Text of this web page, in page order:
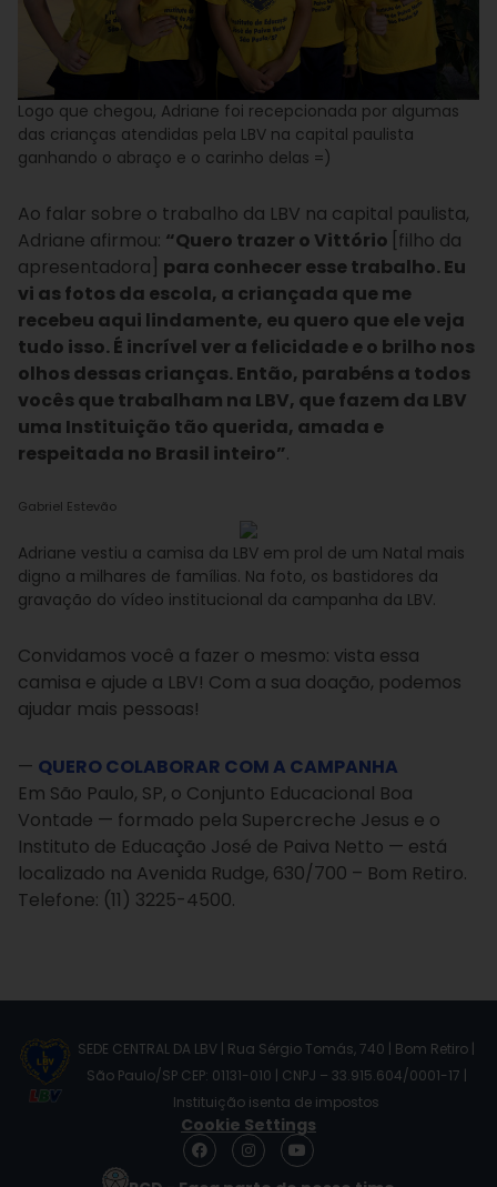
Logo que chegou, Adriane foi recepcionada por algumas
das crianças atendidas pela LBV na capital paulista
ganhando o abraço e o carinho delas =)
Ao falar sobre o trabalho da LBV na capital paulista,
Adriane afirmou: “Quero trazer o Vittório [filho da
apresentadora] para conhecer esse trabalho. Eu
vi as fotos da escola, a criançada que me
recebeu aqui lindamente, eu quero que ele veja
tudo isso. É incrível ver a felicidade e o brilho nos
olhos dessas crianças. Então, parabéns a todos
vocês que trabalham na LBV, que fazem da LBV
uma Instituição tão querida, amada e
respeitada no Brasil inteiro”.
Gabriel Estevão
Adriane vestiu a camisa da LBV em prol de um Natal mais
digno a milhares de famílias. Na foto, os bastidores da
gravação do vídeo institucional da campanha da LBV.
Convidamos você a fazer o mesmo: vista essa
camisa e ajude a LBV! Com a sua doação, podemos
ajudar mais pessoas!
— QUERO COLABORAR COM A CAMPANHA
Em São Paulo, SP, o Conjunto Educacional Boa
Vontade — formado pela Supercreche Jesus e o
Instituto de Educação José de Paiva Netto — está
localizado na Avenida Rudge, 630/700 – Bom Retiro.
Telefone: (11) 3225-4500.
SEDE CENTRAL DA LBV | Rua Sérgio Tomás, 740 | Bom Retiro |
São Paulo/SP CEP: 01131-010 | CNPJ – 33.915.604/0001-17 |
Instituição isenta de impostos
Cookie Settings
F
a
I
n
s
Y
o